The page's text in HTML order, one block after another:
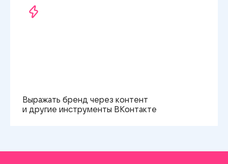
Выражать бренд через контент
и другие инструменты ВКонтакте